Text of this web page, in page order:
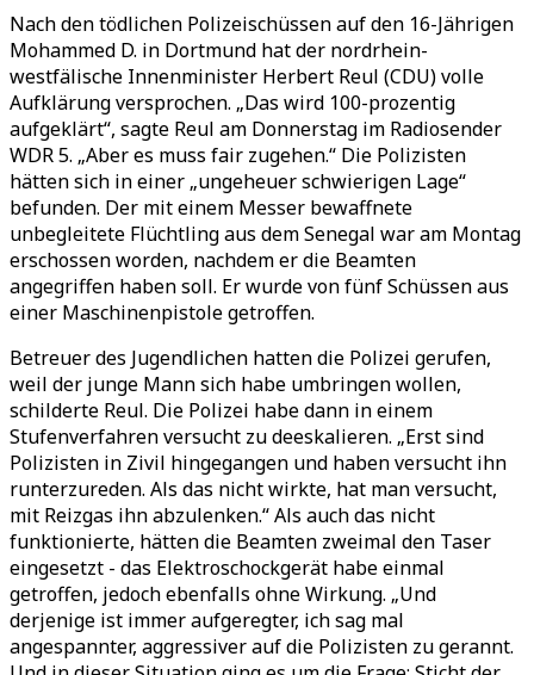
Nach den tödlichen Polizeischüssen auf den 16-Jährigen
Mohammed D. in Dortmund hat der nordrhein-
westfälische Innenminister Herbert Reul (CDU) volle
Aufklärung versprochen. „Das wird 100-prozentig
aufgeklärt“, sagte Reul am Donnerstag im Radiosender
WDR 5. „Aber es muss fair zugehen.“ Die Polizisten
hätten sich in einer „ungeheuer schwierigen Lage“
befunden. Der mit einem Messer bewaffnete
unbegleitete Flüchtling aus dem Senegal war am Montag
erschossen worden, nachdem er die Beamten
angegriffen haben soll. Er wurde von fünf Schüssen aus
einer Maschinenpistole getroffen.
Betreuer des Jugendlichen hatten die Polizei gerufen,
weil der junge Mann sich habe umbringen wollen,
schilderte Reul. Die Polizei habe dann in einem
Stufenverfahren versucht zu deeskalieren. „Erst sind
Polizisten in Zivil hingegangen und haben versucht ihn
runterzureden. Als das nicht wirkte, hat man versucht,
mit Reizgas ihn abzulenken.“ Als auch das nicht
funktionierte, hätten die Beamten zweimal den Taser
eingesetzt - das Elektroschockgerät habe einmal
getroffen, jedoch ebenfalls ohne Wirkung. „Und
derjenige ist immer aufgeregter, ich sag mal
angespannter, aggressiver auf die Polizisten zu gerannt.